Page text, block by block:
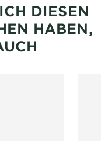
DIESEN
HABEN,